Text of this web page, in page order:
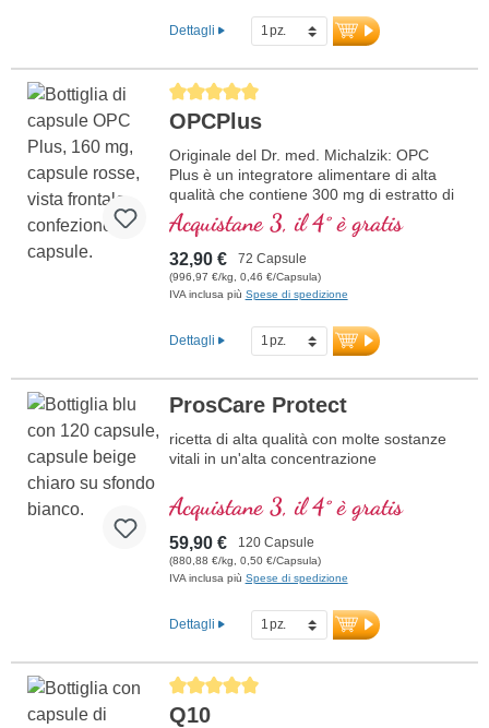
Dettagli
Average rating of 5 out of 5 stars
OPCPlus
Originale del Dr. med. Michalzik: OPC
Plus è un integratore alimentare di alta
qualità che contiene 300 mg di estratto di
semi d’uva (Vitis vinifera) e 50 mg di
estratto di camu camu per dose
giornaliera (1 capsula). L’estratto di semi
d’uva è standardizzato al 95% di polifenoli
con almeno 160 mg di vero OPC per
concentrazione di antiossidanti.
ulteriori informazioni su OPC Plus
Acquistane 3, il 4° è gratis
32,90 € 72 Capsule
(996,97 €/kg, 0,46 €/Capsula)
IVA inclusa più Spese di spedizione
Dettagli
ProsCare Protect
ricetta di alta qualità con molte sostanze
vitali in un'alta concentrazione
Acquistane 3, il 4° è gratis
59,90 € 120 Capsule
(880,88 €/kg, 0,50 €/Capsula)
IVA inclusa più Spese di spedizione
Dettagli
Average rating of 5 out of 5 stars
Q10